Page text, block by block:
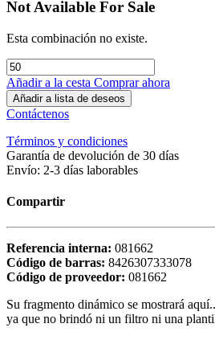
Not Available For Sale
Esta combinación no existe.
Añadir a la cesta Comprar ahora
Añadir a lista de deseos
Contáctenos
Términos y condiciones
Garantía de devolución de 30 días
Envío: 2-3 días laborables
Compartir
Referencia interna: 081662
Código de barras: 8426307333078
Código de proveedor: 081662
Su fragmento dinámico se mostrará
ya que no brindó ni un filtro ni una